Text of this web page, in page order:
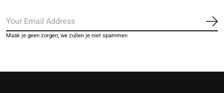
Maak je geen zorgen, we zullen je niet spammen